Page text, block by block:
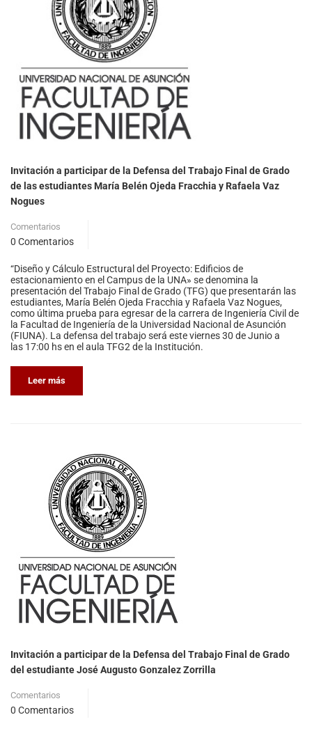
Invitación a participar de la Defensa del Trabajo Final de Grado
de las estudiantes María Belén Ojeda Fracchia y Rafaela Vaz
Nogues
Comentarios
0 Comentarios
“Diseño y Cálculo Estructural del Proyecto: Edificios de
estacionamiento en el Campus de la UNA» se denomina la
presentación del Trabajo Final de Grado (TFG) que presentarán las
estudiantes, María Belén Ojeda Fracchia y Rafaela Vaz Nogues,
como última prueba para egresar de la carrera de Ingeniería Civil de
la Facultad de Ingeniería de la Universidad Nacional de Asunción
(FIUNA). La defensa del trabajo será este viernes 30 de Junio a
las 17:00 hs en el aula TFG2 de la Institución.
Leer más
Invitación a participar de la Defensa del Trabajo Final de Grado
del estudiante José Augusto Gonzalez Zorrilla
Comentarios
0 Comentarios